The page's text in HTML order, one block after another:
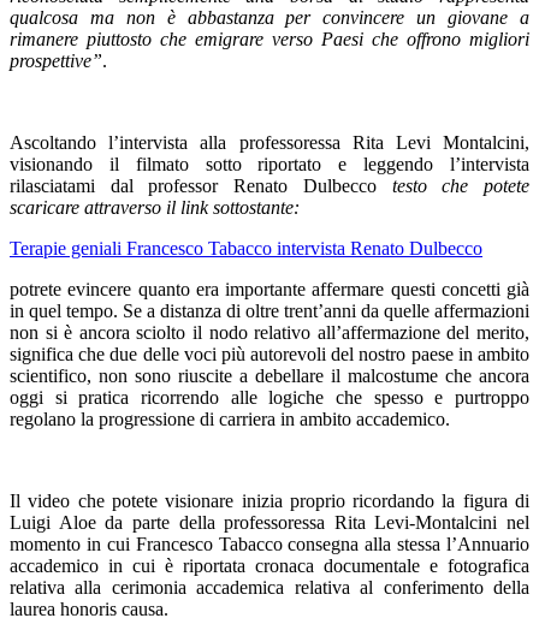
qualcosa ma non è abbastanza per convincere un giovane a
rimanere piuttosto che emigrare verso Paesi che offrono migliori
prospettive”.
Ascoltando l’intervista alla professoressa Rita Levi Montalcini,
visionando il filmato sotto riportato e leggendo l’intervista
rilasciatami dal professor Renato Dulbecco
testo che potete
scaricare attraverso il link sottostante:
Terapie geniali Francesco Tabacco intervista Renato Dulbecco
potrete evincere quanto era importante affermare questi concetti già
in quel tempo. Se a distanza di oltre trent’anni da quelle affermazioni
non si è ancora sciolto il nodo relativo all’affermazione del merito,
significa che due delle voci più autorevoli del nostro paese in ambito
scientifico, non sono riuscite a debellare il malcostume che ancora
oggi si pratica ricorrendo alle logiche che spesso e purtroppo
regolano la progressione di carriera in ambito accademico.
Il video che potete visionare inizia proprio ricordando la figura di
Luigi Aloe da parte della professoressa Rita Levi-Montalcini nel
momento in cui Francesco Tabacco consegna alla stessa l’Annuario
accademico in cui è riportata cronaca documentale e fotografica
relativa alla cerimonia accademica relativa al conferimento della
laurea honoris causa.